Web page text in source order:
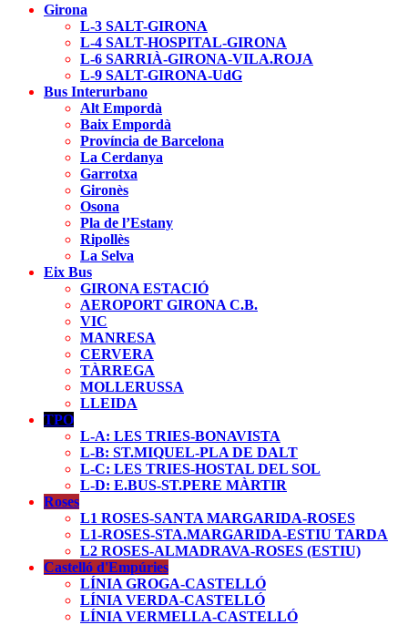
Girona
L-3 SALT-GIRONA
L-4 SALT-HOSPITAL-GIRONA
L-6 SARRIÀ-GIRONA-VILA.ROJA
L-9 SALT-GIRONA-UdG
Bus Interurbano
Alt Empordà
Baix Empordà
Província de Barcelona
La Cerdanya
Garrotxa
Gironès
Osona
Pla de l’Estany
Ripollès
La Selva
Eix Bus
GIRONA ESTACIÓ
AEROPORT GIRONA C.B.
VIC
MANRESA
CERVERA
TÀRREGA
MOLLERUSSA
LLEIDA
TPO
L-A: LES TRIES-BONAVISTA
L-B: ST.MIQUEL-PLA DE DALT
L-C: LES TRIES-HOSTAL DEL SOL
L-D: E.BUS-ST.PERE MÀRTIR
Roses
L1 ROSES-SANTA MARGARIDA-ROSES
L1-ROSES-STA.MARGARIDA-ESTIU TARDA
L2 ROSES-ALMADRAVA-ROSES (ESTIU)
Castelló d'Empúries
LÍNIA GROGA-CASTELLÓ
LÍNIA VERDA-CASTELLÓ
LÍNIA VERMELLA-CASTELLÓ